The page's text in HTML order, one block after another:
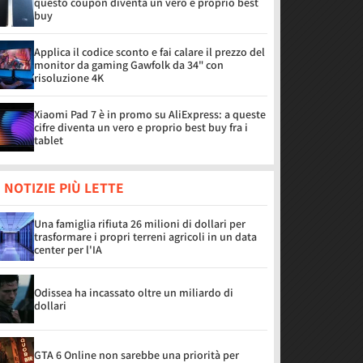
buy
Applica il codice sconto e fai calare il prezzo del
monitor da gaming Gawfolk da 34" con
risoluzione 4K
Xiaomi Pad 7 è in promo su AliExpress: a queste
cifre diventa un vero e proprio best buy fra i
tablet
NOTIZIE PIÙ LETTE
Una famiglia rifiuta 26 milioni di dollari per
trasformare i propri terreni agricoli in un data
center per l'IA
Odissea ha incassato oltre un miliardo di
dollari
GTA 6 Online non sarebbe una priorità per